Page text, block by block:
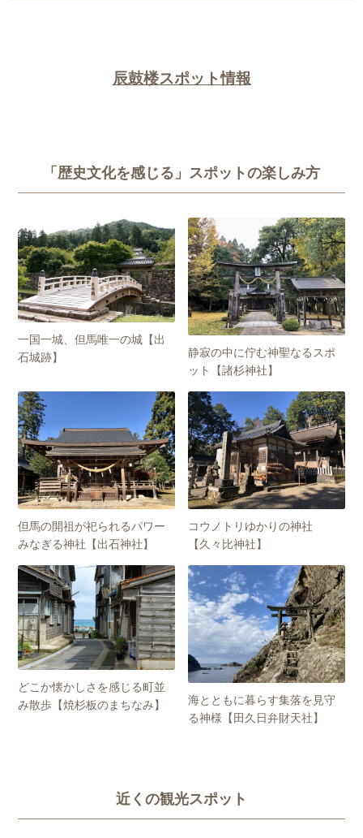
辰鼓楼スポット情報
「歴史文化を感じる」スポットの楽しみ方
一国一城、但馬唯一の城【出
石城跡】
静寂の中に佇む神聖なるスポ
ット【諸杉神社】
但馬の開祖が祀られるパワー
みなぎる神社【出石神社】
コウノトリゆかりの神社
【久々比神社】
どこか懐かしさを感じる町並
み散歩【焼杉板のまちなみ】
海とともに暮らす集落を見守
る神様【田久日弁財天社】
近くの観光スポット